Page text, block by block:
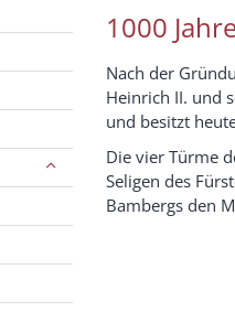
1000
Nach der
Heinrich II. und
und besitzt
Die vier Türme
Seligen des
Bambergs den